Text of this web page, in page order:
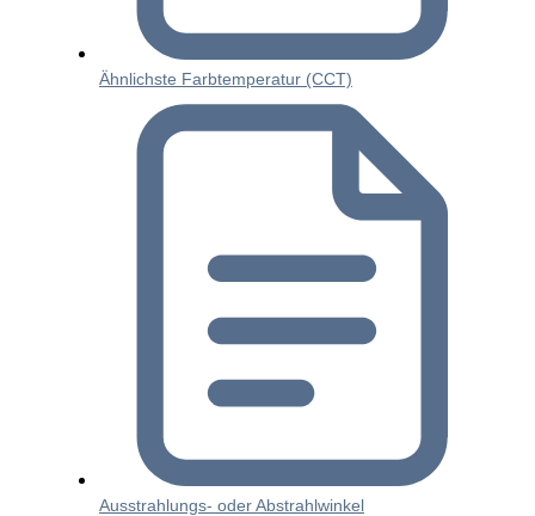
Ähnlichste Farbtemperatur (CCT)
Ausstrahlungs- oder Abstrahlwinkel